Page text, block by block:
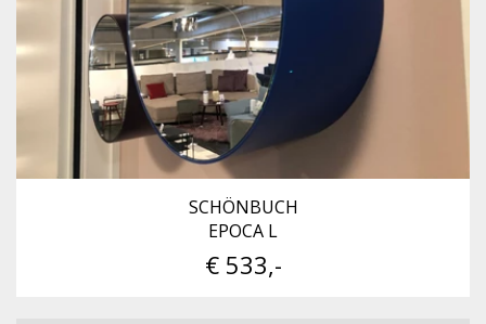
SCHÖNBUCH
EPOCA L
€ 533,-